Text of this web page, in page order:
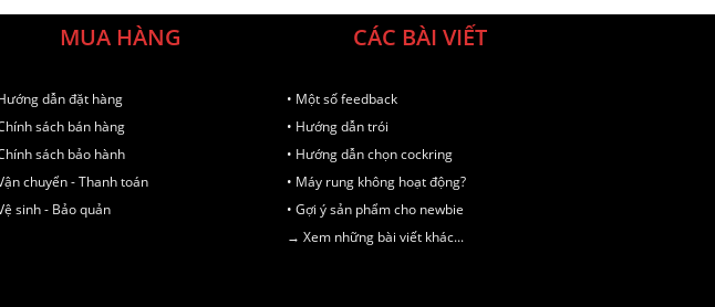
MUA HÀNG
dẫn đặt hàng
sách bán hàng
sách bảo hành
chuyển - Thanh toán
sinh - Bảo quản
CÁC BÀI VIẾT
• Một số feedback
• Hướng dẫn trói
• Hướng dẫn chọn cockring
• Máy rung không hoạt động?
• Gợi ý sản phẩm cho newbie
→ Xem những bài viết khác...